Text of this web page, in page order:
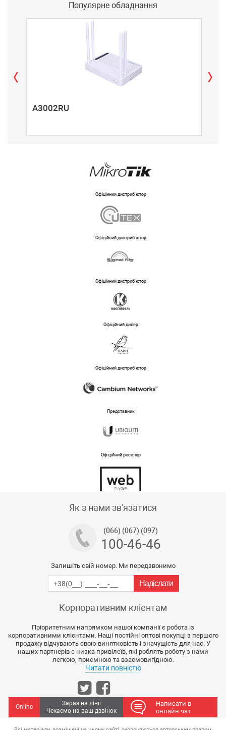
Популярне обладнання
A3002RU
Офіційний дистриб'ютор
Офіційний дистриб'ютор
Офіційний дистриб'ютор
Офіційний дилер
Офіційний дистриб'ютор
Представник
Офіційний реселер
Як з нами зв'язатися
(066) (067) (097)
100-46-46
Залишіть свій номер. Ми передзвонимо
Корпоративним кліентам
Пріоритетним напрямком нашої компанії є робота із
корпоративними клієнтами. Наші постійні оптові покупці з першого
продажу відчувають свою винятковість і значущість для нас. У
наших партнерів є низка привілеїв, які роблять роботу з нами
легкою, приємною та взаємовигідною.
Читати повністю
Online
Зараз на лінії
Чекаємо на ваш дзвінок
Написати в
онлайн чат